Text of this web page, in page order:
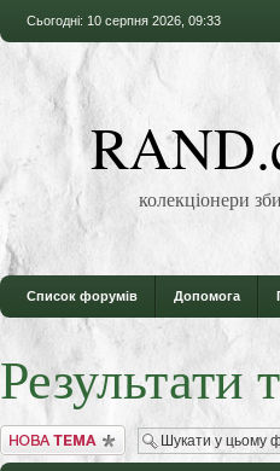
Сьогодні: 10 серпня 2026, 09:33
колекціонери
Список форумів Допомога
Результати
Створити нову тему